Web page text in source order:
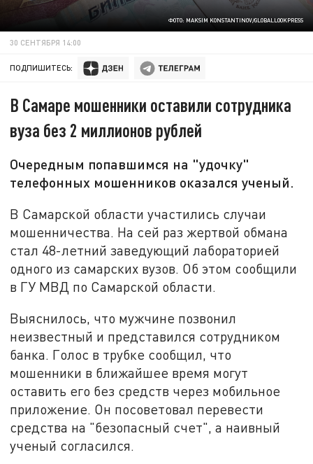
ФОТО: MAKSIM KONSTANTINOV/GLOBALLOOKPRESS
30 СЕНТЯБРЯ 14:00
ПОДПИШИТЕСЬ:
В Самаре мошенники оставили сотрудника
вуза без 2 миллионов рублей
Очередным попавшимся на "удочку"
телефонных мошенников оказался ученый.
В Самарской области участились случаи
мошенничества. На сей раз жертвой обмана
стал 48-летний заведующий лабораторией
одного из самарских вузов. Об этом сообщили
в ГУ МВД по Самарской области.
Выяснилось, что мужчине позвонил
неизвестный и представился сотрудником
банка. Голос в трубке сообщил, что
мошенники в ближайшее время могут
оставить его без средств через мобильное
приложение. Он посоветовал перевести
средства на "безопасный счет", а наивный
ученый согласился.